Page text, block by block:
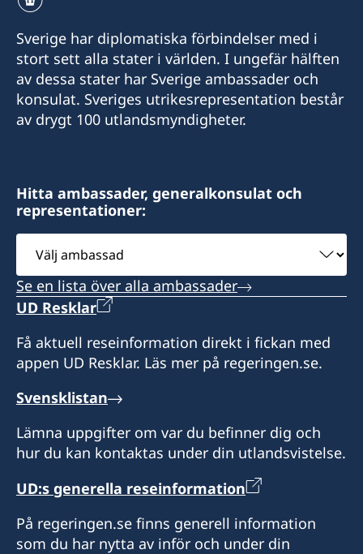
Sverige har diplomatiska förbindelser med i
stort sett alla stater i världen. I ungefär hälften
av dessa stater har Sverige ambassader och
konsulat. Sveriges utrikesrepresentation består
av drygt 100 utlandsmyndigheter.
Hitta ambassader, generalkonsulat och
representationer:
Välj
ambassad
Se en lista över alla ambassader
UD Resklar
Få aktuell reseinformation direkt i fickan med
appen UD Resklar. Läs mer på regeringen.se.
Svensklistan
Lämna uppgifter om var du befinner dig och
hur du kan kontaktas under din utlandsvistelse.
UD:s generella reseinformation
På regeringen.se finns generell information
som du har nytta av inför och under din